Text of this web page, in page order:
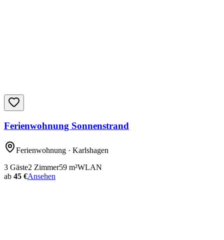
Ferienwohnung Sonnenstrand
Ferienwohnung · Karlshagen
3 Gäste2 Zimmer59 m²WLAN
ab 45 €Ansehen